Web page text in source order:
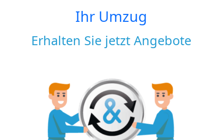
Ihr Umzug
Erhalten Sie jetzt Angebote